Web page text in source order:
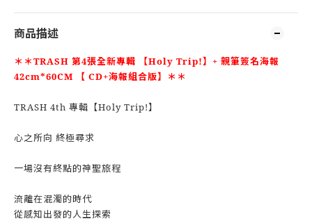
商品描述
＊＊TRASH 第4張全新專輯 【Holy Trip!】+ 親筆簽名海報
42cm*60CM 【 CD+海報組合版】
＊＊
TRASH 4th 專輯【Holy Trip!】
心之所向 終極尋求
一場沒有終點的神聖旅程
流離在混濁的時代
從感知出發的人生探索